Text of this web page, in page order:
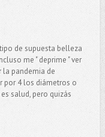
de supuesta belleza
me " deprime " ver
pandemia de
por 4 los diámetros o
salud, pero quizás